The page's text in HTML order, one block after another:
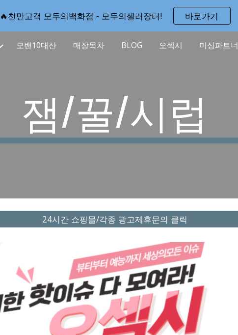
Skip to main content Skip to navigation
🔥천만고객 모두의백화점 - 모두의셀러장터! 바로가기
모밴10대산 매장목차 BLOG 오섹시 미싱파트너
잼/꿀/시럽
24시간 쇼핑몰/각종 광고제휴문의 클릭